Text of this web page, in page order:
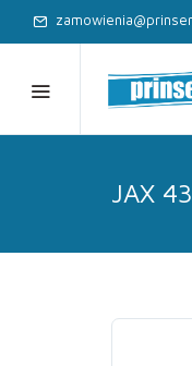
JAX